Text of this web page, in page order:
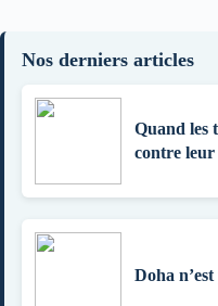
Nos derniers articles
Quand les
contre
Doha